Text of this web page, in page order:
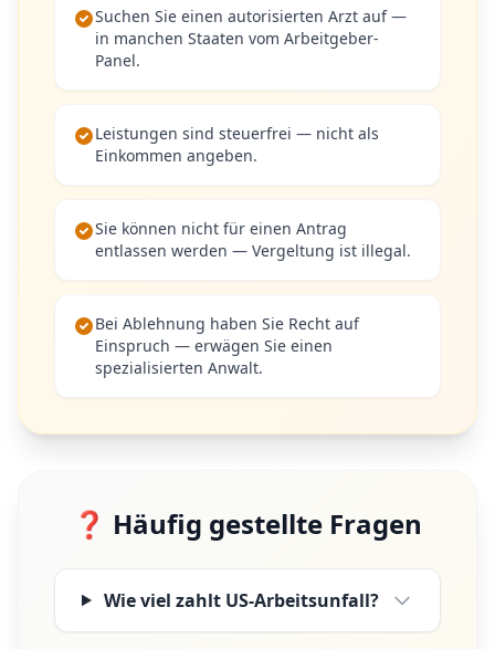
Suchen Sie einen autorisierten Arzt auf —
in manchen Staaten vom Arbeitgeber-
Panel.
Leistungen sind steuerfrei — nicht als
Einkommen angeben.
Sie können nicht für einen Antrag
entlassen werden — Vergeltung ist illegal.
Bei Ablehnung haben Sie Recht auf
Einspruch — erwägen Sie einen
spezialisierten Anwalt.
❓ Häufig gestellte Fragen
Wie viel zahlt US-Arbeitsunfall?